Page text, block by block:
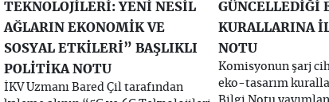
TEKNOLOJİLERİ: YENİ NESİL
AĞLARIN EKONOMİK VE
SOSYAL ETKİLERİ” BAŞLIKLI
POLİTİKA NOTU
İKV Uzmanı Bared Çil tarafından
GÜNCELLEDİĞİ
KURALLARINA
NOTU
Komisyonun şarj
eko-tasarım